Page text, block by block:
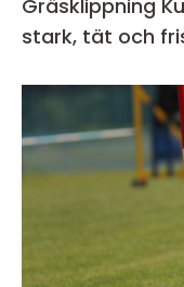
Gräsklippning
stark, tät och